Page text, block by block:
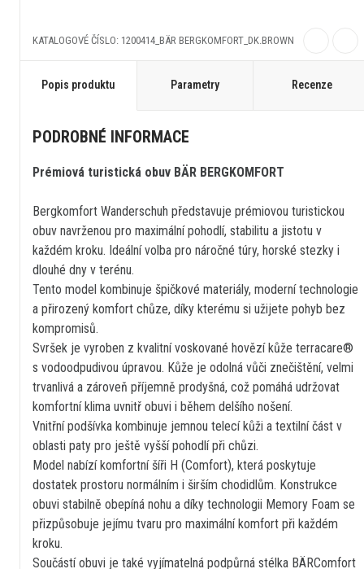
KATALOGOVÉ ČÍSLO: 1200414_BÄR BERGKOMFORT_DK.BROWN
Popis produktu Parametry Recenze
PODROBNÉ INFORMACE
Prémiová turistická obuv BÄR BERGKOMFORT
Bergkomfort Wanderschuh představuje prémiovou turistickou
obuv navrženou pro maximální pohodlí, stabilitu a jistotu v
každém kroku. Ideální volba pro náročné túry, horské stezky i
dlouhé dny v terénu.
Tento model kombinuje špičkové materiály, moderní technologie
a přirozený komfort chůze, díky kterému si užijete pohyb bez
kompromisů.
Svršek je vyroben z kvalitní voskované hovězí kůže terracare®
s vodoodpudivou úpravou. Kůže je odolná vůči znečištění, velmi
trvanlivá a zároveň příjemně prodyšná, což pomáhá udržovat
komfortní klima uvnitř obuvi i během delšího nošení.
Vnitřní podšívka kombinuje jemnou telecí kůži a textilní část v
oblasti paty pro ještě vyšší pohodlí při chůzi.
Model nabízí komfortní šíři H (Comfort), která poskytuje
dostatek prostoru normálním i širším chodidlům. Konstrukce
obuvi stabilně obepíná nohu a díky technologii Memory Foam se
přizpůsobuje jejímu tvaru pro maximální komfort při každém
kroku.
Součástí obuvi je také vyjímatelná podpůrná stélka BÄRComfort